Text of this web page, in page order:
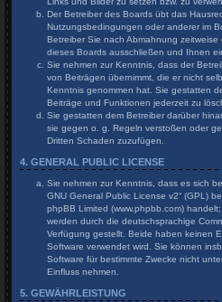
Der Betreiber des Boards übt das
Nutzungsbedingungen oder anderer im
Betreiber Sie nach Abmahnung
dieses Boards ausschließen und Ihnen
Sie nehmen zur Kenntnis, dass der
von Beiträgen übernimmt, die er nicht
Kenntnis genommen hat. Sie gestatten
Beiträge und Funktionen jederzeit zu
Sie gestatten dem Betreiber darüber
sie gegen o. g. Regeln verstoßen oder
Dritten Schaden zuzufügen.
4. GENERAL PUBLIC LICENSE
Sie nehmen zur Kenntnis, dass es sich
GNU General Public License v2“ (GPL)
phpBB Limited (www.phpbb.com)
werden durch die deutschsprachige
Verfügung gestellt. Beide haben keinen
Software verwendet wird. Sie können
Software für bestimmte Zwecke nicht
Einfluss nehmen.
5. GEWÄHRLEISTUNG